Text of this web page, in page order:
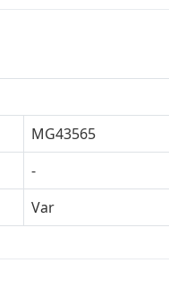
MG43565
-
Var